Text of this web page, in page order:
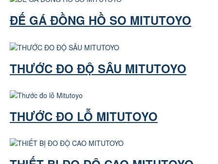
ĐẾ GÁ ĐỒNG HỒ SO MITUTOYO
THƯỚC ĐO ĐỘ SÂU MITUTOYO
THƯỚC ĐO LỖ MITUTOYO